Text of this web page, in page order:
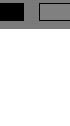
Peças e Acessórios